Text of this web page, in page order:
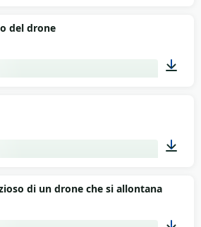
del drone
00:13
di un drone che si allontana